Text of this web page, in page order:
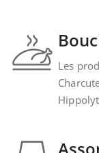
Les